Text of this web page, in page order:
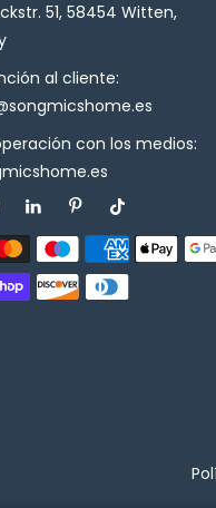
51, 58454 Witten,
al cliente:
con los medios: